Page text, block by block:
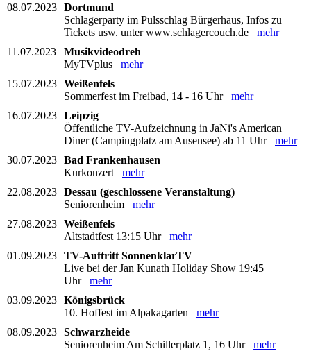
08.07.2023 Dortmund
Schlagerparty im Pulsschlag Bürgerhaus, Infos zu
Tickets usw. unter www.schlagercouch.de mehr
11.07.2023
Musikvideodreh
MyTVplus mehr
15.07.2023 Weißenfels
Sommerfest im Freibad, 14 - 16 Uhr mehr
16.07.2023 Leipzig
Öffentliche TV-Aufzeichnung in JaNi's American
Diner (Campingplatz am Ausensee) ab 11 Uhr mehr
30.07.2023 Bad Frankenhausen
Kurkonzert mehr
22.08.2023 Dessau (geschlossene Veranstaltung)
Seniorenheim mehr
27.08.2023 Weißenfels
Altstadtfest 13:15 Uhr mehr
01.09.2023 TV-Auftritt SonnenklarTV
Live bei der Jan Kunath Holiday Show 19:45
Uhr mehr
03.09.2023 Königsbrück
10. Hoffest im Alpakagarten mehr
08.09.2023 Schwarzheide
Seniorenheim Am Schillerplatz 1, 16 Uhr mehr